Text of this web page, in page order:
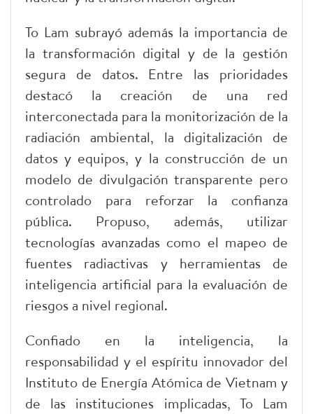
To Lam subrayó además la importancia de
la transformación digital y de la gestión
segura de datos. Entre las prioridades
destacó la creación de una red
interconectada para la monitorización de la
radiación ambiental, la digitalización de
datos y equipos, y la construcción de un
modelo de divulgación transparente pero
controlado para reforzar la confianza
pública. Propuso, además, utilizar
tecnologías avanzadas como el mapeo de
fuentes radiactivas y herramientas de
inteligencia artificial para la evaluación de
riesgos a nivel regional.
Confiado en la inteligencia, la
responsabilidad y el espíritu innovador del
Instituto de Energía Atómica de Vietnam y
de las instituciones implicadas, To Lam